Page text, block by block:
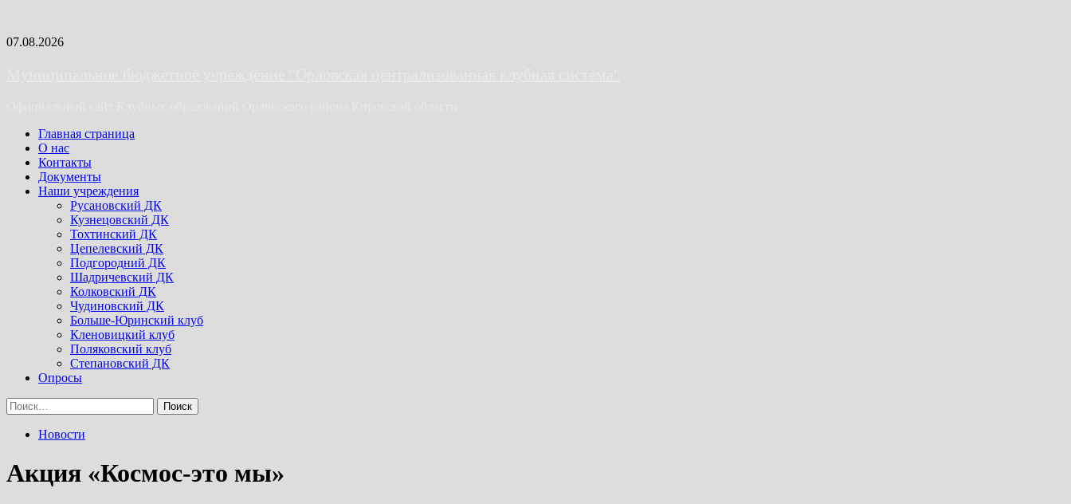
Skip
07.08.2026
Primary
Menu
Главная страница
О нас
Контакты
Документы
Наши учреждения
Русановский ДК
Кузнецовский ДК
Тохтинский ДК
Цепелевский ДК
Подгородний ДК
Шадричевский ДК
Колковский ДК
Чудиновский ДК
Больше-Юринский клуб
Кленовицкий клуб
Поляковский клуб
Степановский ДК
Опросы
Найти:
Новости
Акция «Космос-это мы»